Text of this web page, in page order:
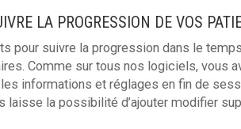
LA PROGRESSION DE VOS
pour suivre la progression dans le
Comme sur tous nos logiciels, vous
informations et réglages en fin de
laisse la possibilité d’ajouter modifier